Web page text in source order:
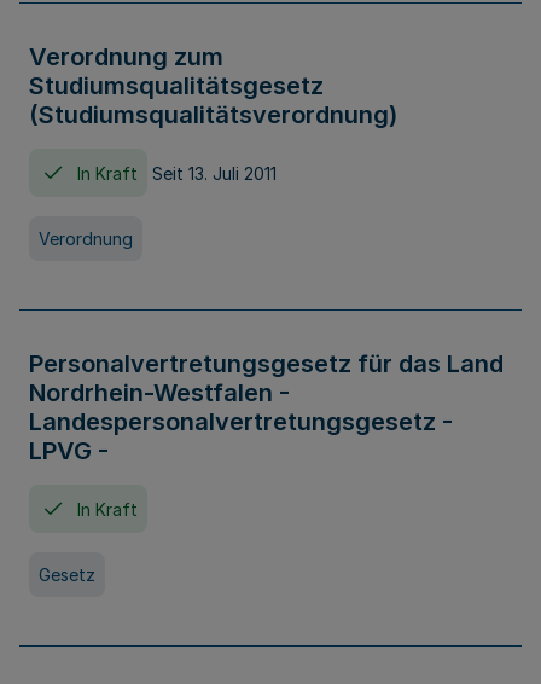
Verordnung zum
Studiumsqualitätsgesetz
(Studiumsqualitätsverordnung)
In Kraft Seit 13. Juli 2011
Verordnung
Personalvertretungsgesetz für das Land
Nordrhein-Westfalen -
Landespersonalvertretungsgesetz -
LPVG -
In Kraft
Gesetz